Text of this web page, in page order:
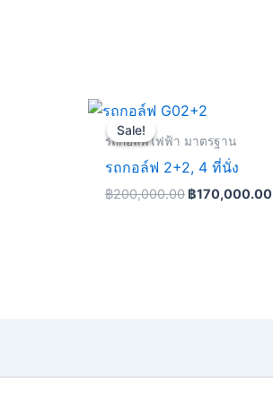
Sale!
Sale!
รถกอล์ฟไฟฟ้า มาตรฐาน
รถกอล์ฟ 2+2, 4 ที่นั่ง
฿200,000.00
Original
was:
฿200,000.00.
฿170,000.00